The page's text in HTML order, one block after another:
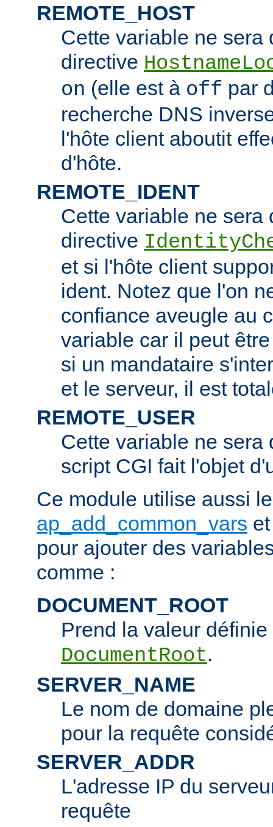
REMOTE_HOST
Cette variable ne sera
directive
on (elle est à off par
recherche DNS
l'hôte client aboutit
d'hôte.
REMOTE_IDENT
Cette variable ne sera
directive
et si l'hôte client
ident. Notez que l'on
confiance aveugle au
variable car il peut
si un mandataire
et le serveur, il est
REMOTE_USER
Cette variable ne sera
script CGI fait l'objet
Ce module utilise aussi
ap_add_common_vars
pour ajouter des
comme :
DOCUMENT_ROOT
Prend la valeur
DocumentRoot.
SERVER_NAME
Le nom de domaine
pour la requête
SERVER_ADDR
L'adresse IP du
requête